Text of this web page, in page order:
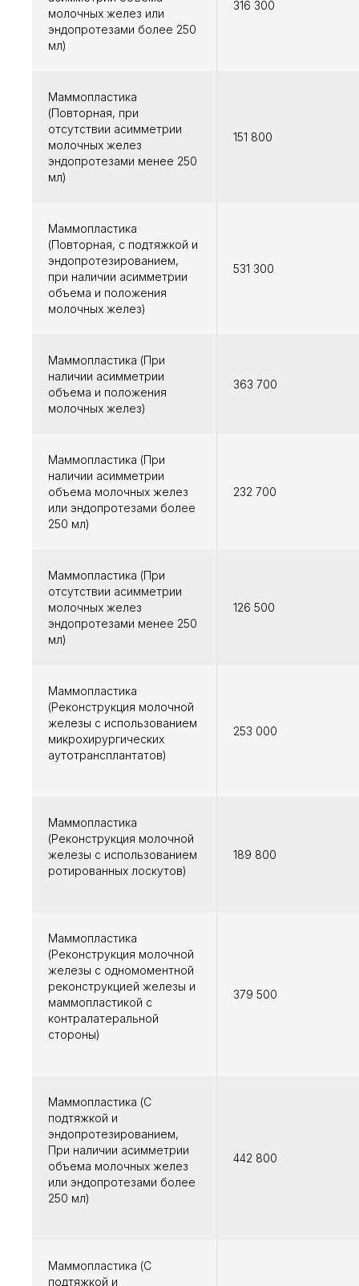
молочных желез или
эндопротезами более 250
мл)
316 300
Маммопластика
(Повторная, при
отсутствии асимметрии
молочных желез
эндопротезами менее 250
мл)
151 800
Маммопластика
(Повторная, с подтяжкой и
эндопротезированием,
при наличии асимметрии
объема и положения
молочных желез)
531 300
Маммопластика (При
наличии асимметрии
объема и положения
молочных желез)
363 700
Маммопластика (При
наличии асимметрии
объема молочных желез
или эндопротезами более
250 мл)
232 700
Маммопластика (При
отсутствии асимметрии
молочных желез
эндопротезами менее 250
мл)
126 500
Маммопластика
(Реконструкция молочной
железы с использованием
микрохирургических
аутотрансплантатов)
253 000
Маммопластика
(Реконструкция молочной
железы с использованием
ротированных лоскутов)
189 800
Маммопластика
(Реконструкция молочной
железы с одномоментной
реконструкцией железы и
маммопластикой с
контралатеральной
стороны)
379 500
Маммопластика (С
подтяжкой и
эндопротезированием,
При наличии асимметрии
объема молочных желез
или эндопротезами более
250 мл)
442 800
Маммопластика (С
подтяжкой и